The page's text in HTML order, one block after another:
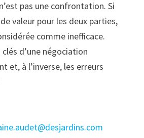
pas une confrontation. Si
valeur pour les deux parties,
comme inefficace.
d’une négociation
et, à l’inverse, les erreurs